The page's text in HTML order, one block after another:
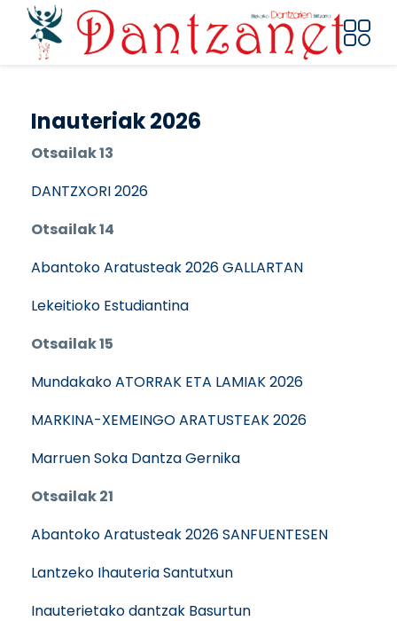
Pasar al contenido principal
Inauteriak 2026
Otsailak 13
DANTZXORI 2026
Otsailak 14
Abantoko Aratusteak 2026 GALLARTAN
Lekeitioko Estudiantina
Otsailak 15
Mundakako ATORRAK ETA LAMIAK 2026
MARKINA-XEMEINGO ARATUSTEAK 2026
Marruen Soka Dantza Gernika
Otsailak 21
Abantoko Aratusteak 2026 SANFUENTESEN
Lantzeko Ihauteria Santutxun
Inauterietako dantzak Basurtun